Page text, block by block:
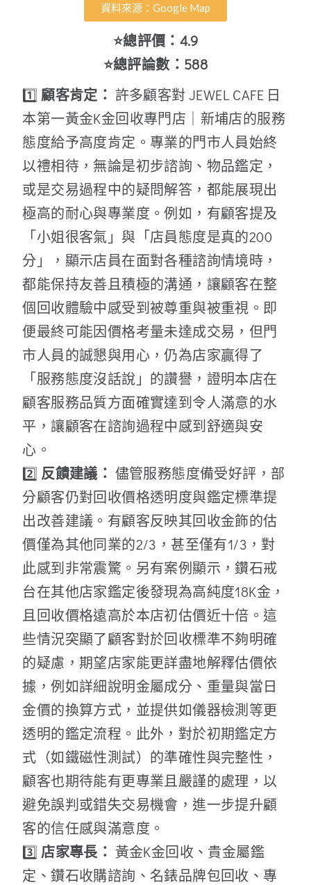
資料來源：Google Map
⭐總評價：4.9
⭐總評論數：588
1️⃣ 顧客肯定： 許多顧客對 JEWEL CAFE 日
本第一黃金K金回收專門店｜新埔店的服務
態度給予高度肯定。專業的門市人員始終
以禮相待，無論是初步諮詢、物品鑑定，
或是交易過程中的疑問解答，都能展現出
極高的耐心與專業度。例如，有顧客提及
「小姐很客氣」與「店員態度是真的200
分」，顯示店員在面對各種諮詢情境時，
都能保持友善且積極的溝通，讓顧客在整
個回收體驗中感受到被尊重與被重視。即
便最終可能因價格考量未達成交易，但門
市人員的誠懇與用心，仍為店家贏得了
「服務態度沒話說」的讚譽，證明本店在
顧客服務品質方面確實達到令人滿意的水
平，讓顧客在諮詢過程中感到舒適與安
心。
2️⃣ 反饋建議： 儘管服務態度備受好評，部
分顧客仍對回收價格透明度與鑑定標準提
出改善建議。有顧客反映其回收金飾的估
價僅為其他同業的2/3，甚至僅有1/3，對
此感到非常震驚。另有案例顯示，鑽石戒
台在其他店家鑑定後發現為高純度18K金，
且回收價格遠高於本店初估價近十倍。這
些情況突顯了顧客對於回收標準不夠明確
的疑慮，期望店家能更詳盡地解釋估價依
據，例如詳細說明金屬成分、重量與當日
金價的換算方式，並提供如儀器檢測等更
透明的鑑定流程。此外，對於初期鑑定方
式（如鐵磁性測試）的準確性與完整性，
顧客也期待能有更專業且嚴謹的處理，以
避免誤判或錯失交易機會，進一步提升顧
客的信任感與滿意度。
3️⃣ 店家專長： 黃金K金回收、貴金屬鑑
定、鑽石收購諮詢、名錶品牌包回收、專